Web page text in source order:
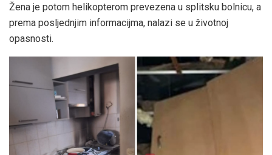
Žena je potom helikopterom prevezena u splitsku bolnicu, a
prema posljednjim informacijma, nalazi se u životnoj
opasnosti.